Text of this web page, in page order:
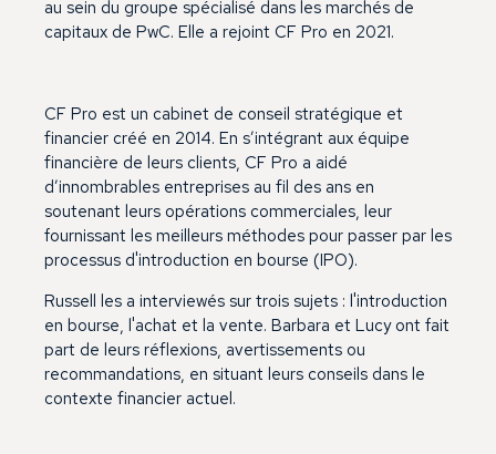
au sein du groupe spécialisé dans les marchés de
capitaux de PwC. Elle a rejoint CF Pro en 2021.
CF Pro est un cabinet de conseil stratégique et
financier créé en 2014. En s’intégrant aux équipe
financière de leurs clients, CF Pro a aidé
d’innombrables entreprises au fil des ans en
soutenant leurs opérations commerciales, leur
fournissant les meilleurs méthodes pour passer par les
processus d'introduction en bourse (IPO).
Russell les a interviewés sur trois sujets : l'introduction
en bourse, l'achat et la vente. Barbara et Lucy ont fait
part de leurs réflexions, avertissements ou
recommandations, en situant leurs conseils dans le
contexte financier actuel.